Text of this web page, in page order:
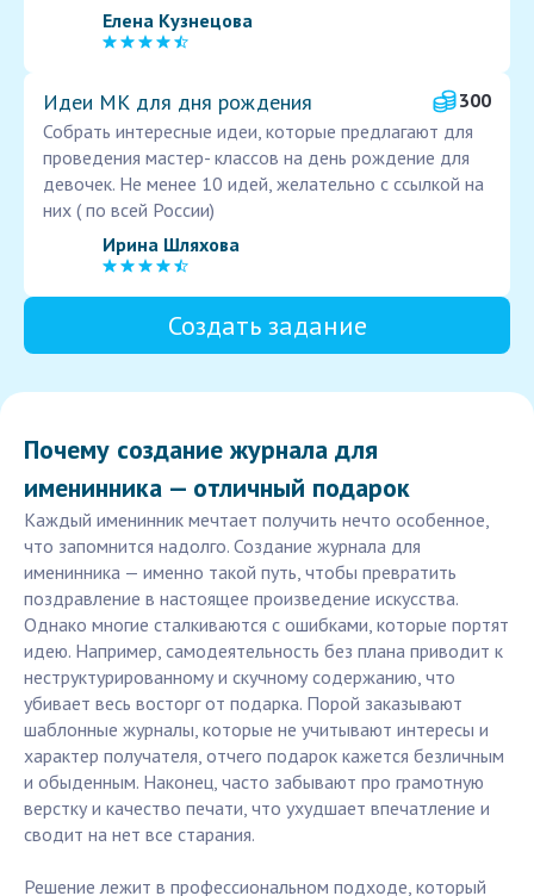
Елена Кузнецова
Идеи МК для дня рождения
300
Собрать интересные идеи, которые предлагают для
проведения мастер- классов на день рождение для
девочек. Не менее 10 идей, желательно с ссылкой на
них ( по всей России)
Ирина Шляхова
Создать задание
Почему создание журнала для
именинника — отличный подарок
Каждый именинник мечтает получить нечто особенное,
что запомнится надолго. Создание журнала для
именинника — именно такой путь, чтобы превратить
поздравление в настоящее произведение искусства.
Однако многие сталкиваются с ошибками, которые портят
идею. Например, самодеятельность без плана приводит к
неструктурированному и скучному содержанию, что
убивает весь восторг от подарка. Порой заказывают
шаблонные журналы, которые не учитывают интересы и
характер получателя, отчего подарок кажется безличным
и обыденным. Наконец, часто забывают про грамотную
верстку и качество печати, что ухудшает впечатление и
сводит на нет все старания.
Решение лежит в профессиональном подходе, который